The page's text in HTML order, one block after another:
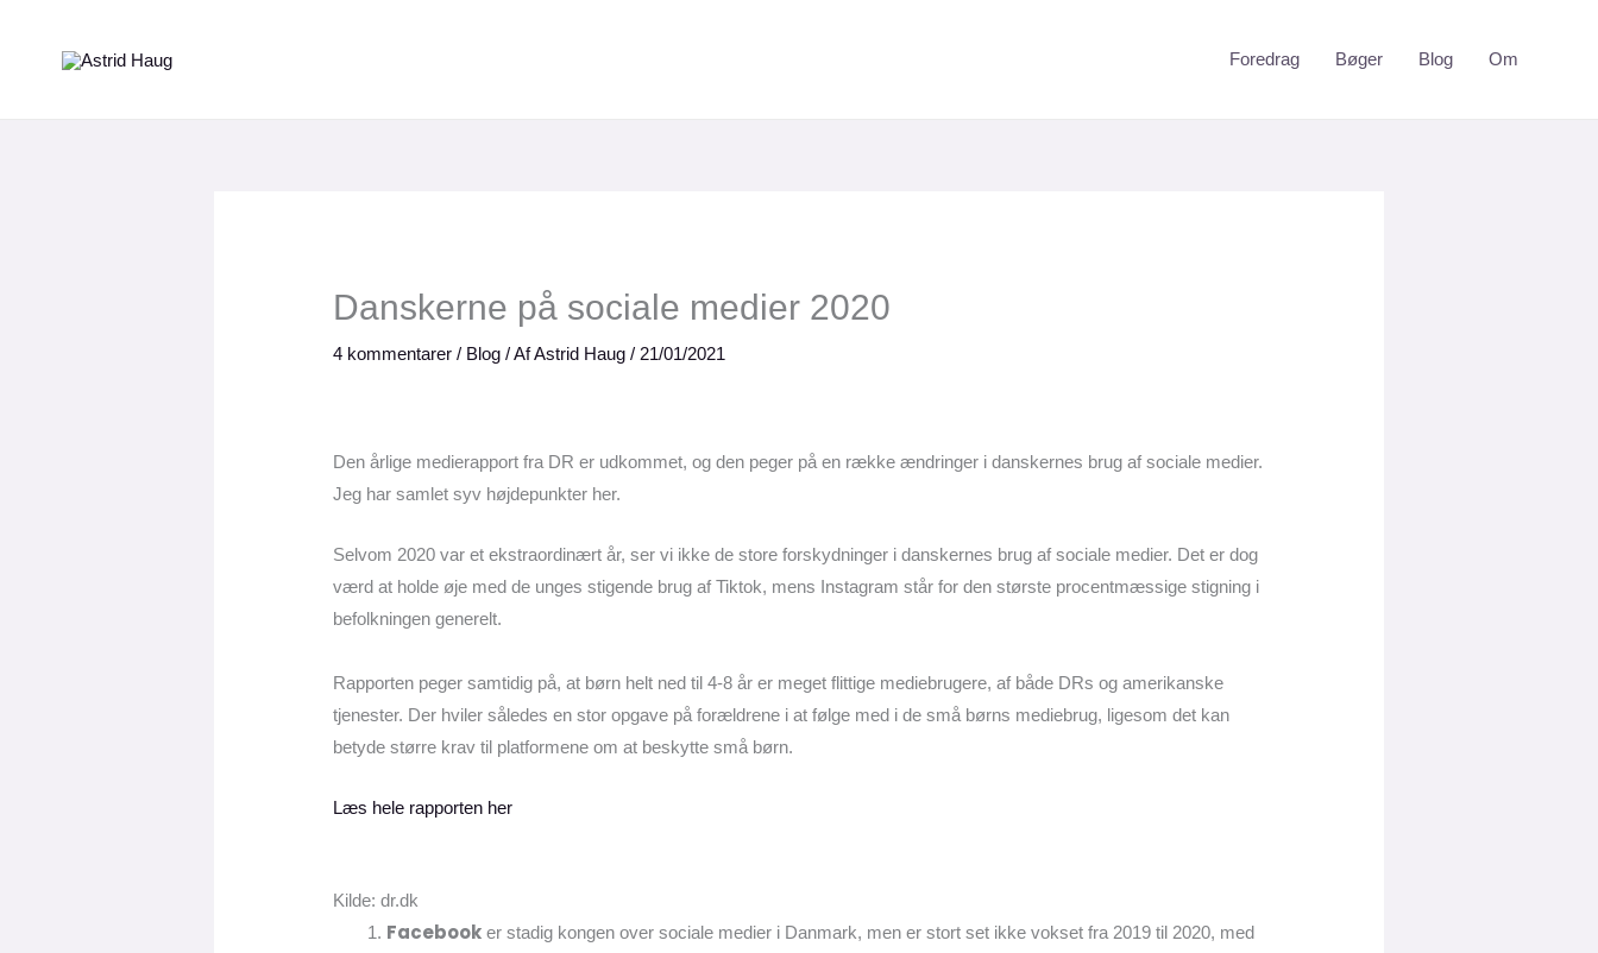
Foredrag Bøger Blog Om
Danskerne på sociale medier 2020
4 kommentarer / Blog / AfAstrid Haug/ 21/01/2021
Den årlige medierapport fra DR er udkommet, og den peger på en række ændringer i danskernes brug af sociale medier.
Jeg har samlet syv højdepunkter her.
Selvom 2020 var et ekstraordinært år, ser vi ikke de store forskydninger i danskernes brug af sociale medier. Det er dog
værd at holde øje med de unges stigende brug af Tiktok, mens Instagram står for den største procentmæssige stigning i
befolkningen generelt.
Rapporten peger samtidig på, at børn helt ned til 4-8 år er meget flittige mediebrugere, af både DRs og amerikanske
tjenester. Der hviler således en stor opgave på forældrene i at følge med i de små børns mediebrug, ligesom det kan
betyde større krav til platformene om at beskytte små børn.
Læs hele rapporten her
Kilde: dr.dk
Facebook er stadig kongen over sociale medier i Danmark, men er stort set ikke vokset fra 2019 til 2020, med